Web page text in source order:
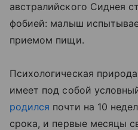
австралийского Сиднея
фобией: малыш
приемом пищи.
Психологическая
имеет под собой
родился почти на 10
срока, и первые месяцы